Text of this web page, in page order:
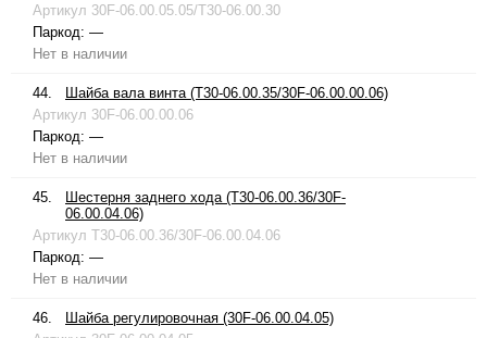
Артикул 30F-06.00.05.05/T30-06.00.30
Паркод: —
Нет в наличии
44.
Шайба вала винта (T30-06.00.35/30F-06.00.00.06)
Артикул 30F-06.00.00.06
Паркод: —
Нет в наличии
45.
Шестерня заднего хода (T30-06.00.36/30F-
06.00.04.06)
Артикул T30-06.00.36/30F-06.00.04.06
Паркод: —
Нет в наличии
46.
Шайба регулировочная (30F-06.00.04.05)